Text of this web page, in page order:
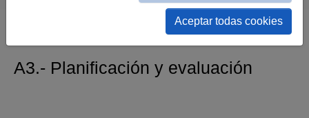
A3.- Planificación y evaluación
Aceptar todas cookies